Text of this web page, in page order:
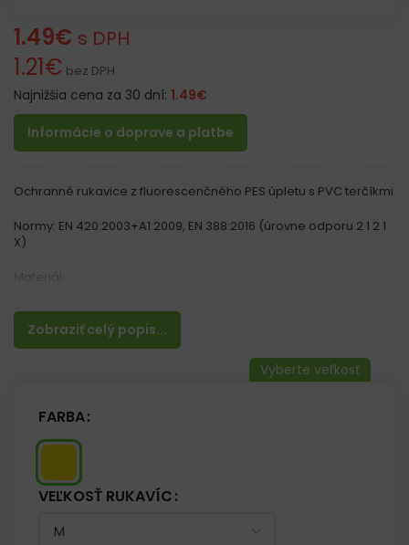
1.49€ s DPH
1.21€ bez DPH
Najnižšia cena za 30 dní: 1.49€
Informácie o doprave a platbe
Zobraziť celý popis...
Ochranné rukavice z fluorescenčného PES úpletu s PVC terčíkmi
Normy: EN 420:2003+A1:2009, EN 388:2016 (úrovne odporu 2 1 2 1
X)
Odtlačok prsta a malé terčíky z PVC
Vlastnosti:
– Vyznačujú sa zvýšenou odolnosťou proti oderu
– Poskytujú obratnosť a obmedzujú skĺznutie držaného objektu
FARBA
VEĽKOSŤ RUKAVÍC